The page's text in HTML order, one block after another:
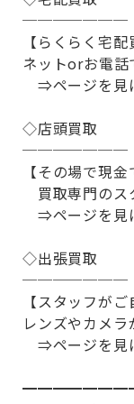
───────
【らくらく宅
ネットorお電話
⇒ページを見
◇店頭買取
───────
【その場で現金
買取専門のス
⇒ページを見
◇出張買取
───────
【スタッフがご
レンズやカメ
⇒ページを見